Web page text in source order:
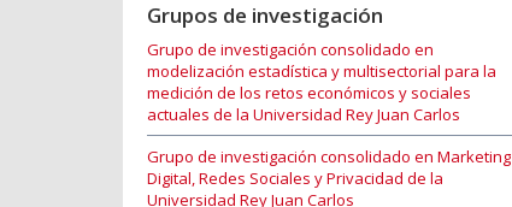
Grupos de investigación
Grupo de investigación consolidado en
modelización estadística y multisectorial para la
medición de los retos económicos y sociales
actuales de la Universidad Rey Juan Carlos
Grupo de investigación consolidado en Marketing
Digital, Redes Sociales y Privacidad de la
Universidad Rey Juan Carlos